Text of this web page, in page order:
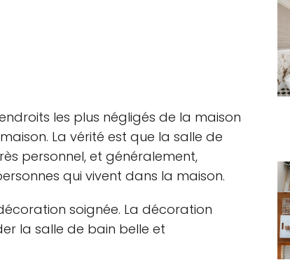
les plus négligés de la maison
La vérité est que la salle de
personnel, et généralement,
qui vivent dans la maison.
soignée. La décoration
la salle de bain belle et